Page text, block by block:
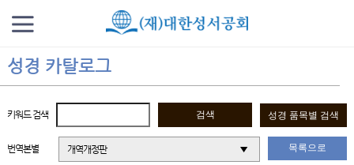
성경 카탈로그
키워드 검색
번역본별 개역개정판 목록으로